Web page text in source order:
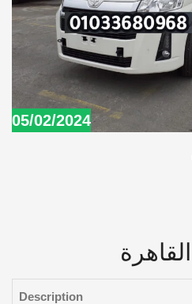
05/02/2024
Description